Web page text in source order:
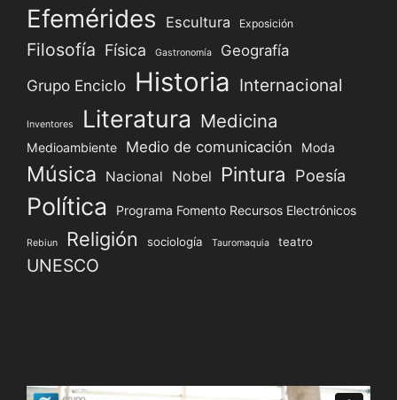
Efemérides Escultura Exposición
Filosofía Física Gastronomía Geografía
Grupo Enciclo Historia Internacional
Inventores Literatura Medicina
Medioambiente Medio de comunicación Moda
Música Nacional Nobel Pintura Poesía
Política Programa Fomento Recursos Electrónicos
Rebiun Religión sociología Tauromaquia teatro
UNESCO